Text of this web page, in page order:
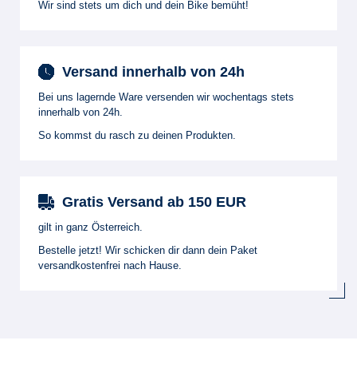
Wir sind stets um dich und dein Bike bemüht!
Versand innerhalb von 24h
Bei uns lagernde Ware versenden wir wochentags stets
innerhalb von 24h.
So kommst du rasch zu deinen Produkten.
Gratis Versand ab 150 EUR
gilt in ganz Österreich.
Bestelle jetzt! Wir schicken dir dann dein Paket
versandkostenfrei nach Hause.